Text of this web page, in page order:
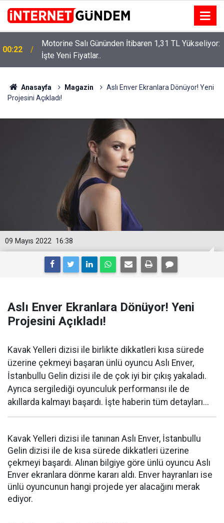
00:22
Motorine Salı Gününden İtibaren 1,31 TL Yükseliyor:
İşte Yeni Fiyatlar..
Anasayfa Magazin
Aslı Enver Ekranlara Dönüyor! Yeni
Projesini Açıkladı!
16:38
09 Mayıs 2022
Aslı Enver Ekranlara Dönüyor! Yeni
Projesini Açıkladı!
Kavak Yelleri dizisi ile birlikte dikkatleri kısa sürede
üzerine çekmeyi başaran ünlü oyuncu Aslı Enver,
İstanbullu Gelin dizisi ile de çok iyi bir çıkış yakaladı.
Ayrıca sergilediği oyunculuk performansı ile de
akıllarda kalmayı başardı. İşte haberin tüm detayları...
Kavak Yelleri dizisi ile tanınan Aslı Enver, İstanbullu
Gelin dizisi ile de kısa sürede dikkatleri üzerine
çekmeyi başardı. Alınan bilgiye göre ünlü oyuncu Aslı
Enver ekranlara dönme kararı aldı. Enver hayranları ise
ünlü oyuncunun hangi projede yer alacağını merak
ediyor.